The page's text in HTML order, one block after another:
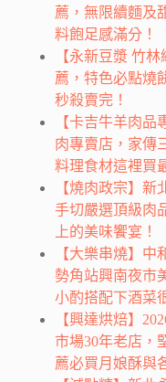
薦，無限續麵及
料飽足感滿分！
【永新豆漿 竹
薦，特色必點燒
秒殺賣完！
【卡吉牛羊肉品
肉專賣店，家傳
料理食材這裡買
【燒肉政宗】
手切嚴選頂級肉
上的美味饗宴！
【大樂串燒】
勢角站興南夜市
小酌搭配下酒菜
【興達烘焙】
市場30年老店，
薦必買月娘酥與